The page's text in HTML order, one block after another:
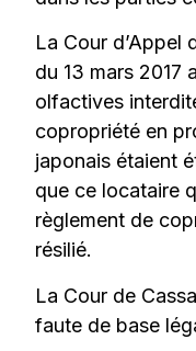
La Cour d’Appel
du 13 mars 2017
olfactives
copropriété en
japonais étaient
que ce locataire
règlement de
résilié.
La Cour de
faute de base